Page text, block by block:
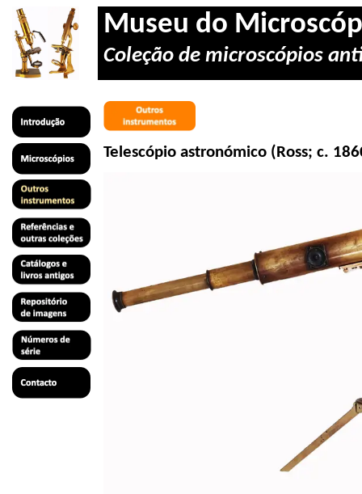
Museu do
Coleção de microscópios
Telescópio astronómico (Ross; c.